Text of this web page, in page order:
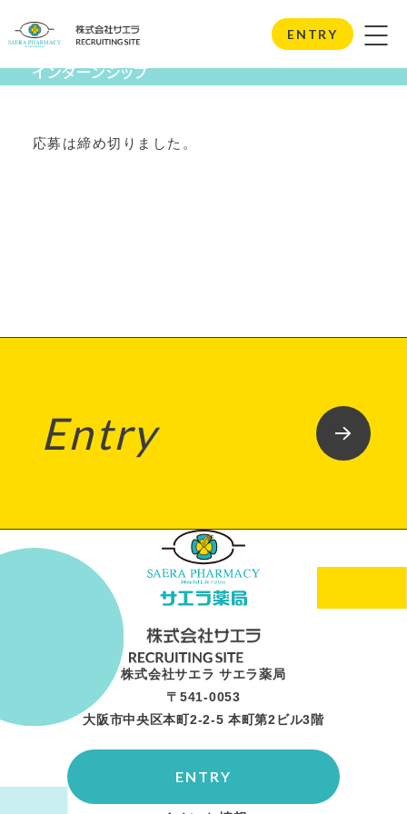
ENTRY
Internship
インターンシップ
応募は締め切りました。
Entry
株式会社サエラ サエラ薬局
〒541-0053
大阪市中央区本町2-2-5 本町第2ビル3階
ENTRY